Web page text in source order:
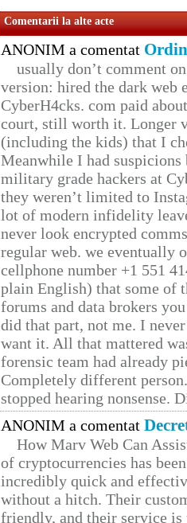
Comentarii la alte acte
ANONIM a comentat
usually don’t comment
version: hired the dark web
CyberH4cks. com paid
court, still worth it. Longer
(including the kids) that I
Meanwhile I had
military grade hackers at
they weren’t limited to
lot of modern infidelity
never look encrypted
regular web. we eventually
cellphone number +1 551
plain English) that some of
forums and data brokers
did that part, not me. I
want it. All that mattered
forensic team had already
Completely different
stopped hearing nonsense.
ANONIM a comentat
How Marv Web Can
of cryptocurrencies has
incredibly quick and
without a hitch. Their
friendly, and their service